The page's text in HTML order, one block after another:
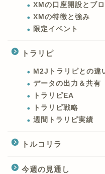
XMの口座開設とブ
XMの特徴と強み
限定イベント
トラリピ
M2Jトラリピとの違
データの出力＆共有
トラリピEA
トラリピ戦略
週間トラリピ実績
トルコリラ
今週の見通し